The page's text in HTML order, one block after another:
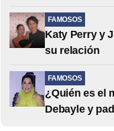
FAMOSOS
Katy Perry y
su relación
FAMOSOS
¿Quién es el
Debayle y